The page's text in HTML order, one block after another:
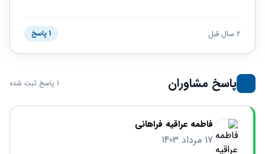
حقوقی
خانواده
حقوقی
کسب
بهینه
سایت
2 سال قبل 1 پاسخ
پاسخ مشاوران 1 پاسخ ثبت شده
فاطمه عراقیه فراهانی
17 مرداد 1403